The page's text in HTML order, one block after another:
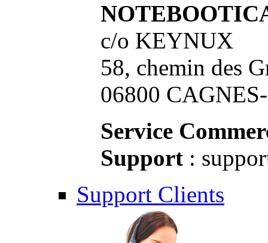
c/o KEYNUX
58, chemin des
06800
Service
Support :
Support Clients